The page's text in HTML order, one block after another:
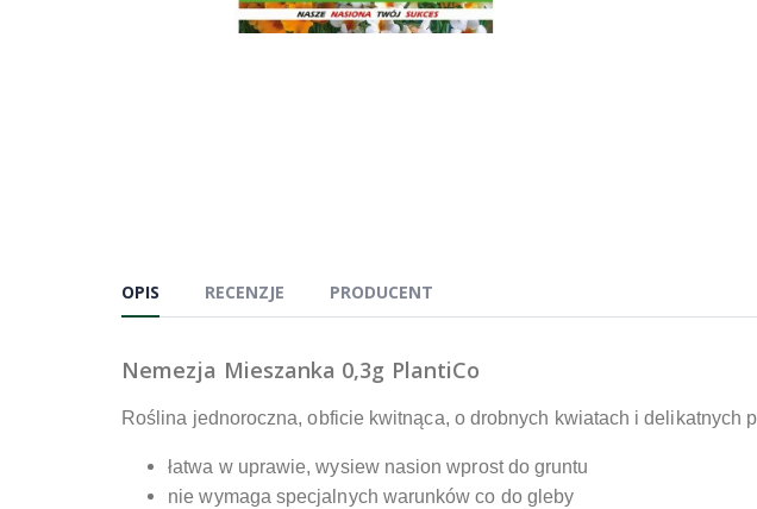
OPIS RECENZJE PRODUCENT
Nemezja Mieszanka 0,3g PlantiCo
Roślina jednoroczna, obficie kwitnąca, o drobnych kwiatach i delikatnych
łatwa w uprawie, wysiew nasion wprost do gruntu
nie wymaga specjalnych warunków co do gleby